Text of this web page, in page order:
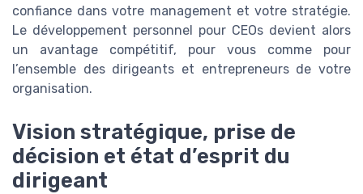
confiance dans votre management et votre stratégie.
Le développement personnel pour CEOs devient alors
un avantage compétitif, pour vous comme pour
l’ensemble des dirigeants et entrepreneurs de votre
organisation.
Vision stratégique, prise de
décision et état d’esprit du
dirigeant